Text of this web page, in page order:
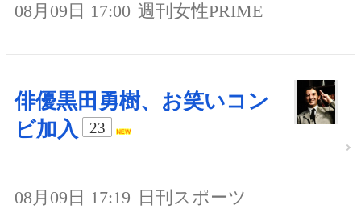
08月09日 17:00 週刊女性PRIME
俳優黒田勇樹、お笑いコン
ビ加入
23
08月09日 17:19 日刊スポーツ